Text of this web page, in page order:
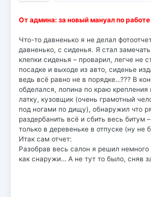
От админа: за новый мануал по
Что-то давненько я не делал
давненько, с сиденья. Я стал
клепки сиденья – проварил, легче не
посадке и выходе из авто, сиденье
ведь всё равно не в порядке…??? В
обделался, лопина по краю
латку, кузовщик (очень грамотный
под ногами по дищу), обнаружил что
раздербанить всё и сбить весь
только в деревеньке в отпуске (ну не
Итак сам отчет:
Разобрав весь салон я решил
как снаружи… А не тут то было, сняв